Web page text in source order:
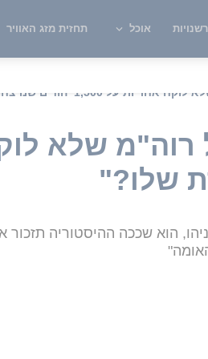
אוכל תחזית מזג האוויר
יהודים שנרצחו במשמרת שלו?"
שלא
הוא שככה ההיסטוריה